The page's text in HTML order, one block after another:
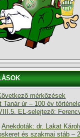
mérkőzések
Tanár úr – 100 év
EL-selejtező:
Anekdoták: dr. Lakat
és szakmai stáb –